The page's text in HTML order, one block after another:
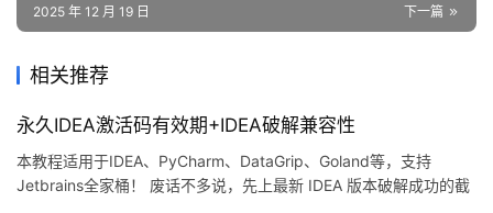
下一篇
2025 年 12 月 19 日
相关推荐
永久IDEA激活码有效期+IDEA破解兼容性
本教程适用于IDEA、PyCharm、DataGrip、Goland等，支持
Jetbrains全家桶！ 废话不多说，先上最新 IDEA 版本破解成功的截